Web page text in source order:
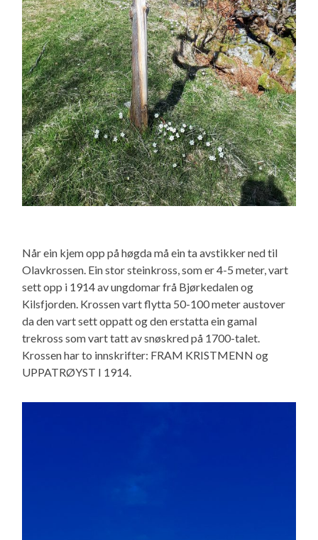
Når ein kjem opp på høgda må ein ta avstikker ned til
Olavkrossen. Ein stor steinkross, som er 4-5 meter, vart
sett opp i 1914 av ungdomar frå Bjørkedalen og
Kilsfjorden. Krossen vart flytta 50-100 meter austover
da den vart sett oppatt og den erstatta ein gamal
trekross som vart tatt av snøskred på 1700-talet.
Krossen har to innskrifter: FRAM KRISTMENN og
UPPATRØYST I 1914.